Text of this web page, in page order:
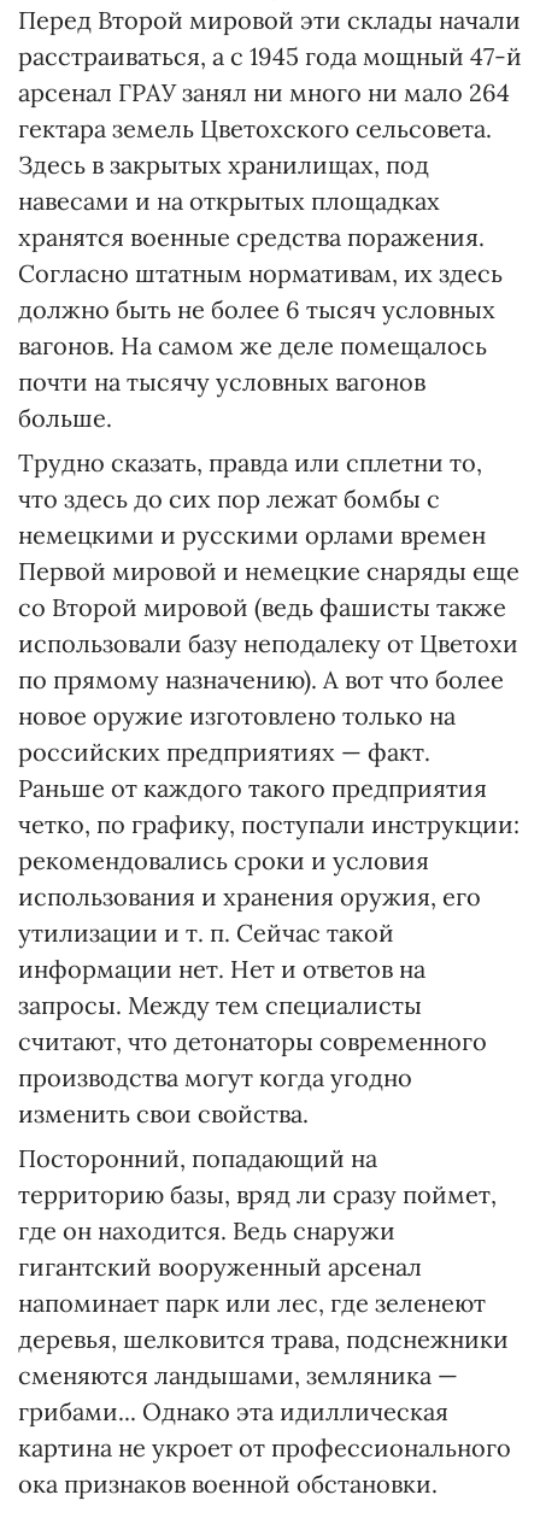
Перед Второй мировой эти склады начали
расстраиваться, а с 1945 года мощный 47-й
арсенал ГРАУ занял ни много ни мало 264
гектара земель Цветохского сельсовета.
Здесь в закрытых хранилищах, под
навесами и на открытых площадках
хранятся военные средства поражения.
Согласно штатным нормативам, их здесь
должно быть не более 6 тысяч условных
вагонов. На самом же деле помещалось
почти на тысячу условных вагонов
больше.
Трудно сказать, правда или сплетни то,
что здесь до сих пор лежат бомбы с
немецкими и русскими орлами времен
Первой мировой и немецкие снаряды еще
со Второй мировой (ведь фашисты также
использовали базу неподалеку от Цветохи
по прямому назначению). А вот что более
новое оружие изготовлено только на
российских предприятиях — факт.
Раньше от каждого такого предприятия
четко, по графику, поступали инструкции:
рекомендовались сроки и условия
использования и хранения оружия, его
утилизации и т. п. Сейчас такой
информации нет. Нет и ответов на
запросы. Между тем специалисты
считают, что детонаторы современного
производства могут когда угодно
изменить свои свойства.
Посторонний, попадающий на
территорию базы, вряд ли сразу поймет,
где он находится. Ведь снаружи
гигантский вооруженный арсенал
напоминает парк или лес, где зеленеют
деревья, шелковится трава, подснежники
сменяются ландышами, земляника —
грибами... Однако эта идиллическая
картина не укроет от профессионального
ока признаков военной обстановки.